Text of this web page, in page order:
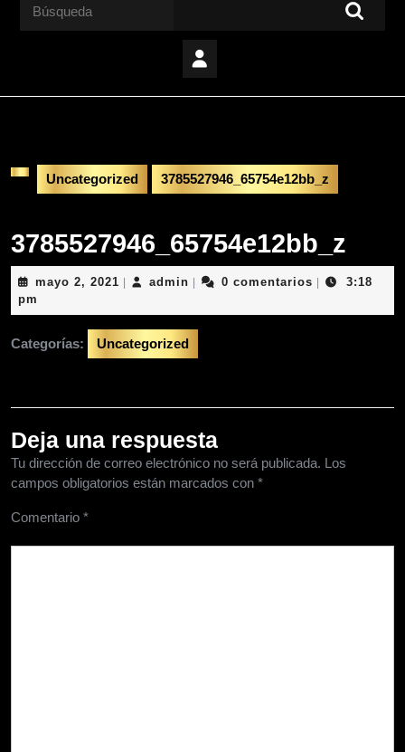
Uncategorized 3785527946_65754e12bb_z
3785527946_65754e12bb_z
mayo 2, 2021 mayo
2021
| admin admin
| 0 comentarios |
3:18
pm
Categorías: Uncategorized
Deja una respuesta
Tu dirección de correo electrónico no será publicada. Los
campos obligatorios están marcados con *
Comentario *